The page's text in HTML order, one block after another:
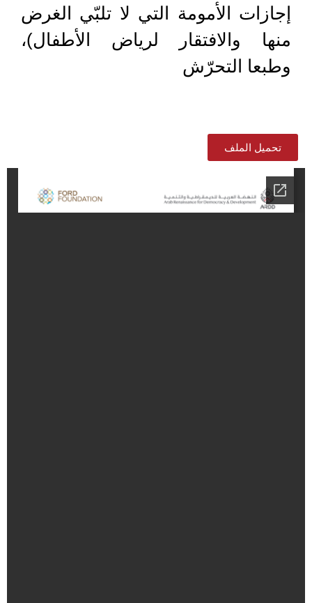
إجازات الأمومة التي لا تلبّي الغرض
منها والافتقار لرياض الأطفال)،
وطبعا التحرّش
تحميل الملف